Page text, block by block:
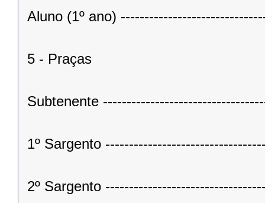
Aluno (1º ano)
5 - Praças
Subtenente
1º Sargento
2º Sargento